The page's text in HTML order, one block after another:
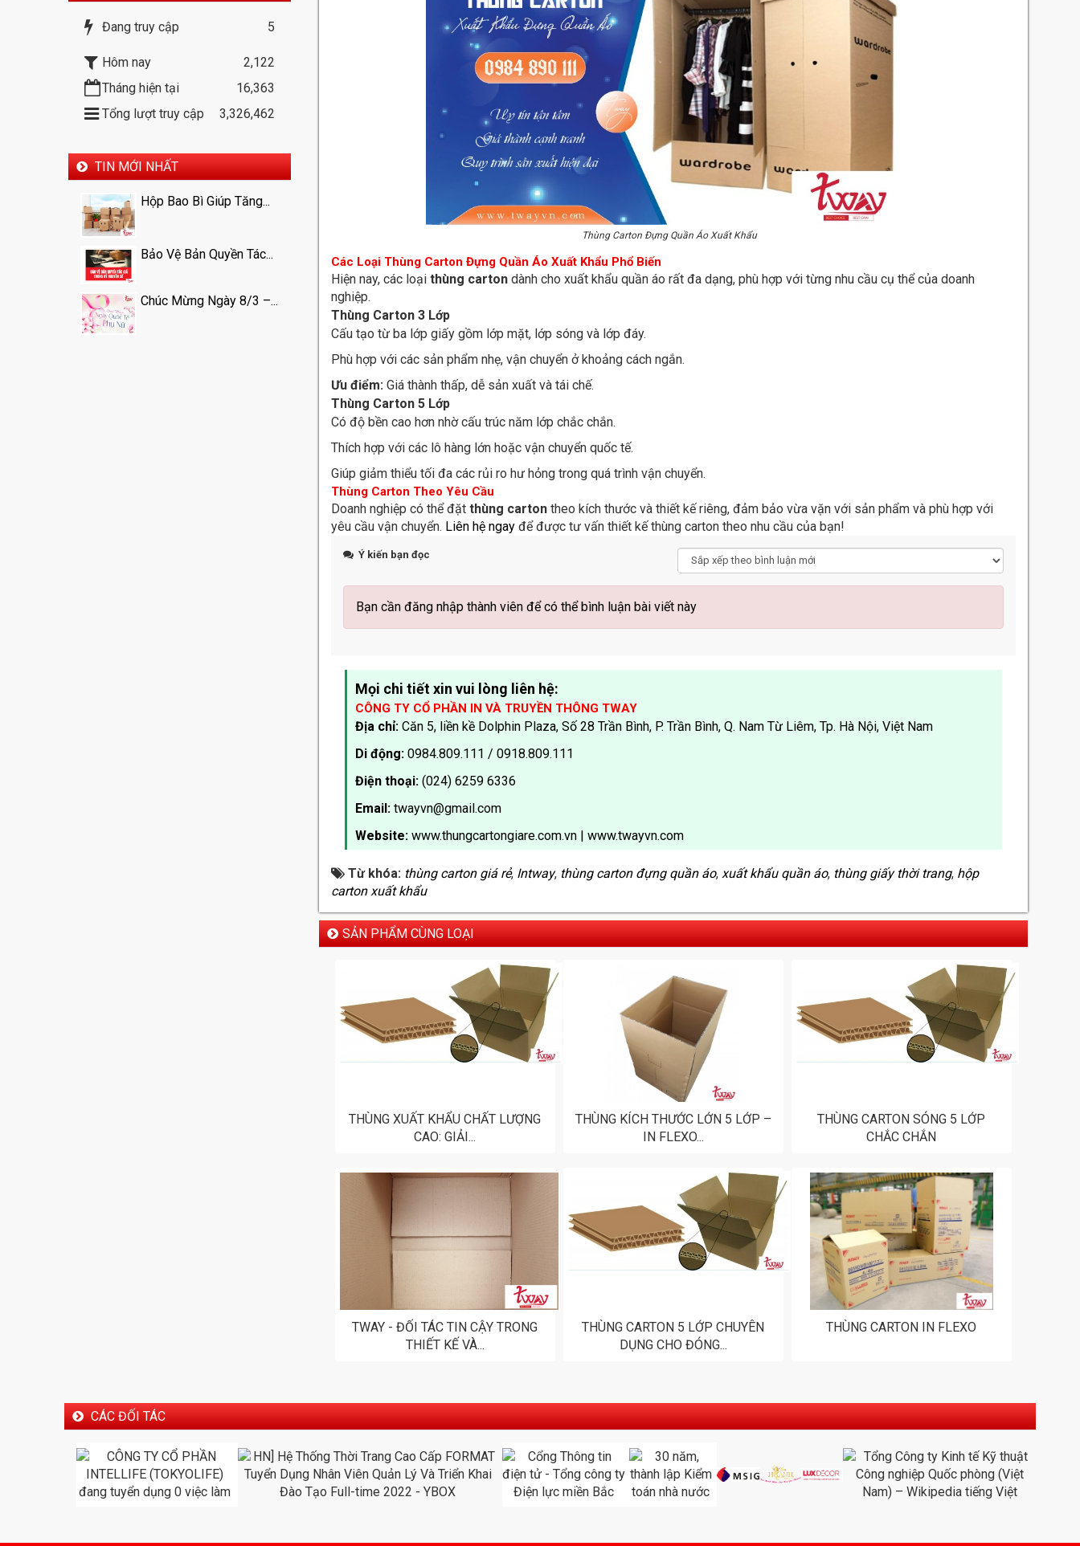
Thùng Carton Đựng Quần Áo Xuất Khẩu
Các Loại Thùng Carton Đựng Quần Áo Xuất Khẩu Phổ Biến
Hiện nay, các loại thùng cartondành cho xuất khẩu quần áo rất đa dạng, phù hợp với từng nhu cầu cụ thể của doanh
nghiệp.
Thùng Carton 3 Lớp
Cấu tạo từ ba lớp giấy gồm lớp mặt, lớp sóng và lớp đáy.
Phù hợp với các sản phẩm nhẹ, vận chuyển ở khoảng cách ngắn.
Ưu điểm: Giá thành thấp, dễ sản xuất và tái chế.
Thùng Carton 5 Lớp
Có độ bền cao hơn nhờ cấu trúc năm lớp chắc chắn.
Thích hợp với các lô hàng lớn hoặc vận chuyển quốc tế.
Giúp giảm thiểu tối đa các rủi ro hư hỏng trong quá trình vận chuyển.
Thùng Carton Theo Yêu Cầu
Doanh nghiệp có thể đặt thùng cartontheo kích thước và thiết kế riêng, đảm bảo vừa vặn với sản phẩm và phù hợp với
yêu cầu vận chuyển. Liên hệ ngayđể được tư vấn thiết kế thùng carton theo nhu cầu của bạn!
Ý kiến bạn đọc
Bạn cần đăng nhập thành viên để có thể bình luận bài viết này
Mọi chi tiết xin vui lòng liên hệ:
CÔNG TY CỔ PHẦN IN VÀ TRUYỀN THÔNG TWAY
Địa chỉ: Căn 5, liền kề Dolphin Plaza, Số 28 Trần Bình, P. Trần Bình, Q. Nam Từ Liêm, Tp. Hà Nội, Việt Nam
Di động:0984.809.111 / 0918.809.111
Điện thoại: (024) 6259 6336
Email:twayvn@gmail.com
Website:www.thungcartongiare.com.vn| www.twayvn.com
Từ khóa: thùng carton giá rẻ, Intway, thùng carton đựng quần áo, xuất khẩu quần áo, thùng giấy thời trang, hộp
carton xuất khẩu
SẢN PHẨM CÙNG LOẠI
THÙNG XUẤT KHẨU CHẤT LƯỢNG
CAO: GIẢI...
THÙNG KÍCH THƯỚC LỚN 5 LỚP –
IN FLEXO...
THÙNG CARTON SÓNG 5 LỚP
CHẮC CHẮN
TWAY - ĐỐI TÁC TIN CẬY TRONG
THIẾT KẾ VÀ...
THÙNG CARTON 5 LỚP CHUYÊN
DỤNG CHO ĐÓNG...
THÙNG CARTON IN FLEXO
Đang truy cập 5
Hôm nay
2,122
Tháng hiện tại
16,363
Tổng lượt truy cập
3,326,462
TIN MỚI NHẤT
Hộp Bao Bì Giúp Tăng...
Bảo Vệ Bản Quyền Tác...
Chúc Mừng Ngày 8/3 –...
CÁC ĐỐI TÁC